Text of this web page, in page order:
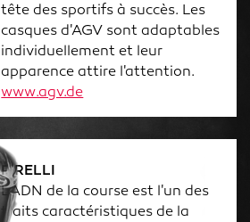
tête des sportifs à succès. Les
casques d'AGV sont adaptables
individuellement et leur
apparence attire l'attention.
www.agv.de
PIRELLI
L'ADN de la course est l'un des
traits caractéristiques de la